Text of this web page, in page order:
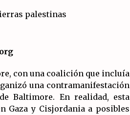
19/07/2026
producción permanente.
Declaración de Estambul por un
Frente Común contra la OTAN, el
Imperialismo y la Guerra.
14/07/2026
con una coalición que incluía
una contramanifestación
Baltimore. En realidad, esta
Gaza y Cisjordania a posibles